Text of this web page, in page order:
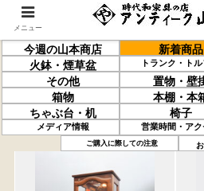
今週の山本商店 新着商品
火鉢・煙草盆 トランク・ト
その他 置物・壁
箱物
本棚・本
ちゃぶ台・机
椅子
メディア情報 営業時間・アク
ご購入に際しての注意
過去の取り扱い商品(4月24日分)
メニュー